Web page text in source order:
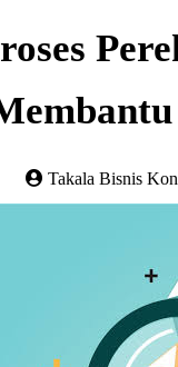
Takala Bisnis